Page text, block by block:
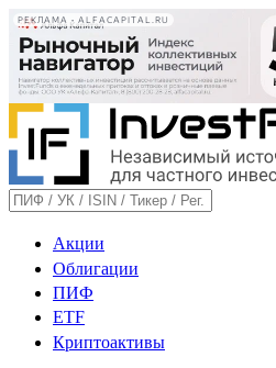
РЕКЛАМА • ALFACAPITAL.RU
Акции
Облигации
ПИФ
ETF
Криптоактивы